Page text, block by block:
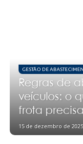
GESTÃO DE
Regras de
veículos: o
frota
15 de dezembro de 2025